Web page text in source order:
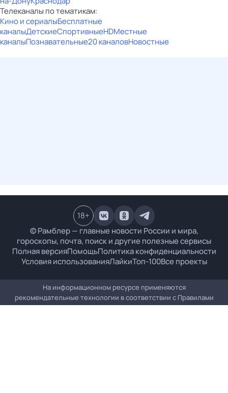
Телеканалы по тематикам:
Кино и сериалыБесплатные
каналыДетскиеСпортивныеHDМестные
каналыПознавательные20 каналовНовостные
© Рамблер — главные новости России и мира,
гороскопы, почта, поиск и другие полезные сервисы
Полная версияПомощьПолитика конфиденциальности
Условия использованияЛайкиТоп-100Все проекты
18+
На информационном ресурсе применяются
рекомендательные технологии в соответствии с Правилами